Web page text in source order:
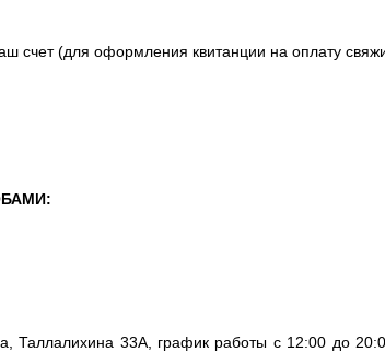
счет (для оформления квитанции на оплату
Таллалихина 33А, график работы с 12:00 до